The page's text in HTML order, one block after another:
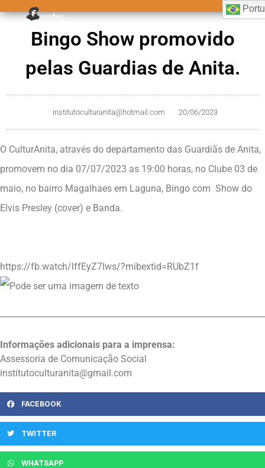
Bingo Show promovido
pelas Guardias de Anita.
institutoculturanita@hotmail.com 20/06/2023
O CulturAnita, através do departamento das Guardiãs de Anita,
promovem no dia 07/07/2023 as 19:00 horas, no Clube 03 de
maio, no bairro Magalhaes em Laguna, Bingo com Show do
Elvis Presley (cover) e Banda.
https://fb.watch/lffEyZ7Iws/?mibextid=RUbZ1f
Informações adicionais para a imprensa:
Assessoria de Comunicação Social
institutoculturanita@gmail.com
FACEBOOK
TWITTER
WHATSAPP